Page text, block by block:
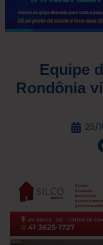
Equipe
Rondônia
25/